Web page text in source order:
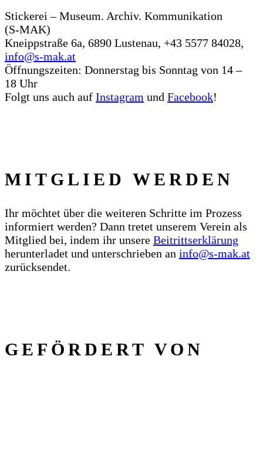
Stickerei – Museum. Archiv. Kommunikation
(S‑MAK)
Kneippstraße 6a, 6890 Lustenau, +43 5577 84028,
info@s‑mak.at
Öffnungszeiten: Donnerstag bis Sonntag von 14 –
18 Uhr
Folgt uns auch auf Instagram und Facebook!
MITGLIED WERDEN
Ihr möchtet über die weiteren Schritte im Prozess
informiert werden? Dann tretet unserem Verein als
Mitglied bei, indem ihr unsere Beitrittserklärung
herunterladet und unterschrieben an info@s‑mak.at
zurücksendet.
GEFÖRDERT VON